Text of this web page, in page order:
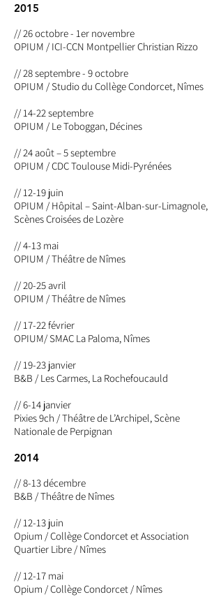
2015
// 26 octobre - 1er novembre
OPIUM / ICI-CCN Montpellier Christian Rizzo
// 28 septembre - 9 octobre
OPIUM / Studio du Collège Condorcet, Nîmes
// 14-22 septembre
OPIUM / Le Toboggan, Décines
// 24 août – 5 septembre
OPIUM / CDC Toulouse Midi-Pyrénées
// 12-19 juin
OPIUM / Hôpital – Saint-Alban-sur-Limagnole,
Scènes Croisées de Lozère
// 4-13 mai
OPIUM / Théâtre de Nîmes
// 20-25 avril
OPIUM / Théâtre de Nîmes
// 17-22 février
OPIUM/ SMAC La Paloma, Nîmes
// 19-23 janvier
B&B / Les Carmes, La Rochefoucauld
// 6-14 janvier
Pixies 9ch / Théâtre de L’Archipel, Scène
Nationale de Perpignan
2014
// 8-13 décembre
B&B / Théâtre de Nîmes
// 12-13 juin
Opium / Collège Condorcet et Association
Quartier Libre / Nîmes
// 12-17 mai
Opium / Collège Condorcet / Nîmes